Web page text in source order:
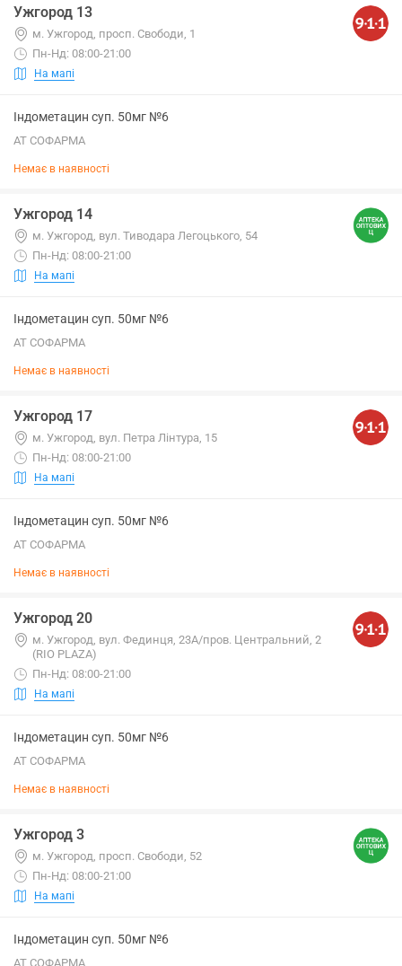
Ужгород 13
м. Ужгород, просп. Свободи, 1
Пн-Нд: 08:00-21:00
На мапі
Індометацин суп. 50мг №6
АТ СОФАРМА
Немає в наявності
Ужгород 14
м. Ужгород, вул. Тиводара Легоцького, 54
Пн-Нд: 08:00-21:00
На мапі
Індометацин суп. 50мг №6
АТ СОФАРМА
Немає в наявності
Ужгород 17
м. Ужгород, вул. Петра Лінтура, 15
Пн-Нд: 08:00-21:00
На мапі
Індометацин суп. 50мг №6
АТ СОФАРМА
Немає в наявності
Ужгород 20
м. Ужгород, вул. Фединця, 23А/пров. Центральний, 2
(RIO PLAZA)
Пн-Нд: 08:00-21:00
На мапі
Індометацин суп. 50мг №6
АТ СОФАРМА
Немає в наявності
Ужгород 3
м. Ужгород, просп. Свободи, 52
Пн-Нд: 08:00-21:00
На мапі
Індометацин суп. 50мг №6
АТ СОФАРМА